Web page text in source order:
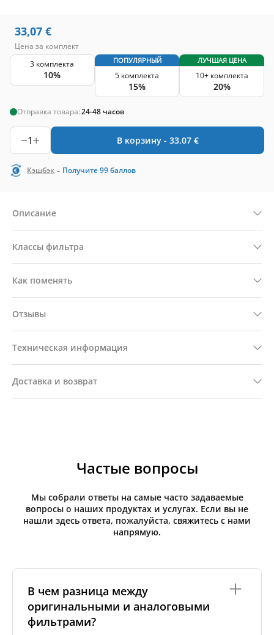
33,07 €
Цена за комплект
3 комплекта
10%
ПОПУЛЯРНЫЙ
5 комплекта
15%
ЛУЧШАЯ ЦЕНА
10+ комплекта
20%
Отправка товара:24-48 часов
1 В корзину - 33,07 €
Кэшбэк - Получите99баллов
Описание
Классы фильтра
Как поменять
Отзывы
Техническая информация
Доставка и возврат
Частые вопросы
Мы собрали ответы на самые часто задаваемые
вопросы о наших продуктах и услугах. Если вы не
нашли здесь ответа, пожалуйста, свяжитесь с нами
напрямую.
В чем разница между
оригинальными и аналоговыми
фильтрами?